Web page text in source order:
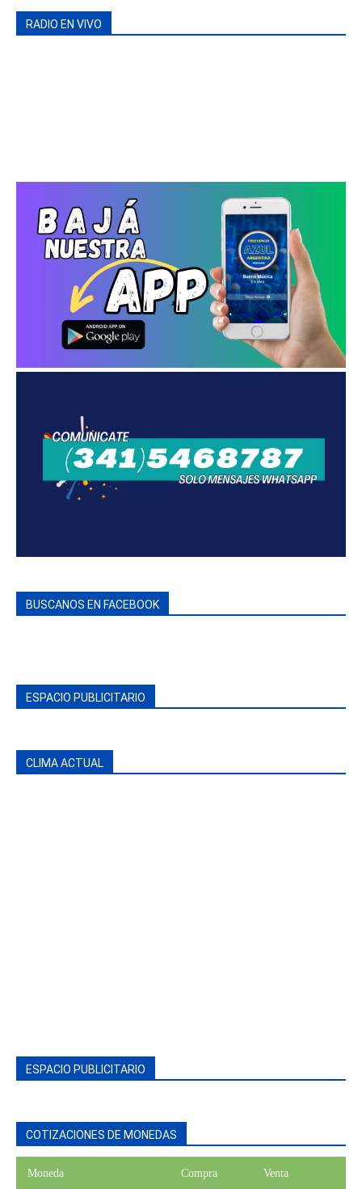
RADIO EN VIVO
BUSCANOS EN FACEBOOK
ESPACIO PUBLICITARIO
CLIMA ACTUAL
ESPACIO PUBLICITARIO
COTIZACIONES DE MONEDAS
Moneda Compra Venta